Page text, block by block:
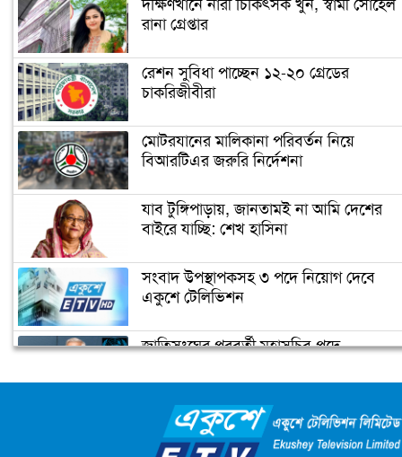
নারায়ণগঞ্জে গুদাম পরিষ্কার করতে গিয়ে ২
নারায়ণগঞ্জ পাসপোর্ট অফিসে ভাঙচুর,
কানাডা প্রবাসী আটক
করলো সন্ত্রাসীরা
ডিসির বাসভবনে পুলিশ কনস্টেবলের
আত্মহত্যা
উপজেলা ছাত্রলীগের নতুন কমিটি
আনন্দ মিছিল
দক্ষিণখানে নারী চিকিৎসক খুন, স্বামী সোহেল
রানা গ্রেপ্তার
রেশন সুবিধা পাচ্ছেন ১২-২০ গ্রেডের
চাকরিজীবীরা
মোটরযানের মালিকানা পরিবর্তন নিয়ে
বিআরটিএর জরুরি নির্দেশনা
যাব টুঙ্গিপাড়ায়, জানতামই না আমি দেশের
বাইরে যাচ্ছি: শেখ হাসিনা
সংবাদ উপস্থাপকসহ ৩ পদে নিয়োগ দেবে
একুশে টেলিভিশন
জাতিসংঘের পরবর্তী মহাসচিব পদে
ক্যাম্পাস অ্যাম্বাসেডর নিয়োগ দিচ্ছে একুশে
টেলিভিশন